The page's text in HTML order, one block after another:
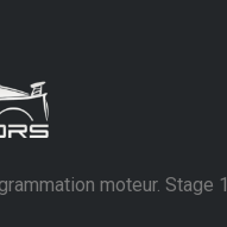
moteur. Stage